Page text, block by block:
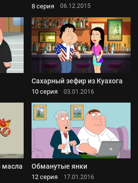
8 серия 06.12.2015
Сахарный зефир из Куахога
10 серия 03.01.2016
масла Обманутые янки
12 серия 17.01.2016